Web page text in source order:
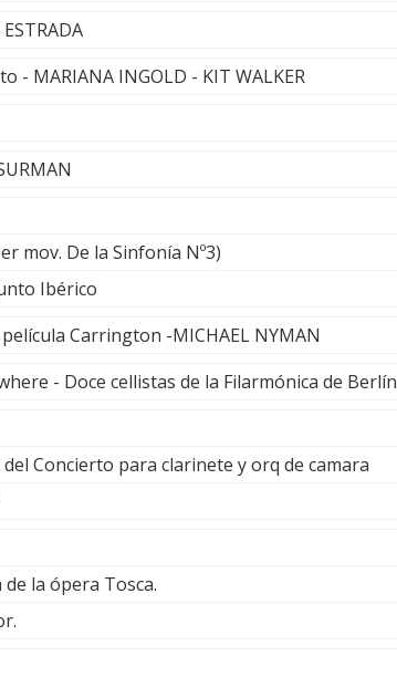
- MARIANA INGOLD - KIT WALKER
mov. De la Sinfonía Nº3)
Ibérico
Carrington -MICHAEL NYMAN
- Doce cellistas de la Filarmónica de Berlín
Concierto para clarinete y orq de camara
la ópera Tosca.